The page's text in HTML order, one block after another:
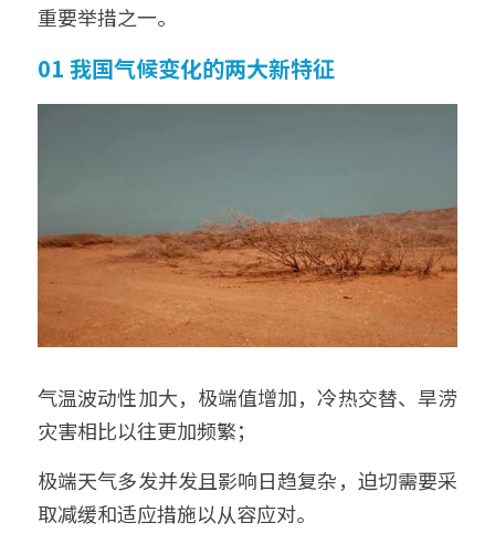
重要举措之一。
01 我国气候变化的两大新特征
气温波动性加大，极端值增加，冷热交替、旱涝
灾害相比以往更加频繁；
极端天气多发并发且影响日趋复杂，迫切需要采
取减缓和适应措施以从容应对。